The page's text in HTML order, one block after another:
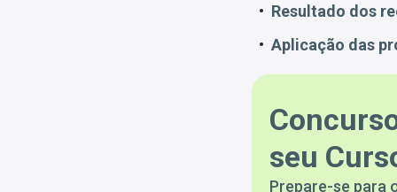
Resultado dos
Aplicação das
seu
Prepare-se para